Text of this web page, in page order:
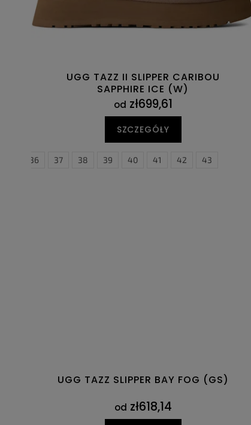
UGG TAZZ II SLIPPER CARIBOU
SAPPHIRE ICE (W)
od zł699,61
SZCZEGÓŁY
36 37 38 39 40 41 42 43
UGG TAZZ SLIPPER BAY FOG (GS)
od zł618,14